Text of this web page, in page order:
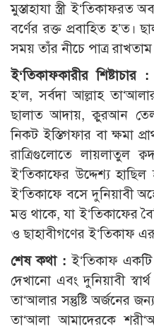
মুস্তাহাযা স্ত্রী
বর্ণের রক্ত প্রবাহিত
সময় তাঁর নীচে পাত্র
ই‘তিকাফকারীর শিষ্টাচার
হ’ল, সর্বদা আল্লাহ
ছালাত আদায়, ক্বুরআন
নিকট ইস্তিগফার বা ক্ষমা
রাত্রিগুলোতে লায়লাতুল
ই‘তিকাফের উদ্দেশ্য
ই‘তিকাফে বসে দুনিয়াবী
মত্ত থাকে, যা ই‘তিকাফের
ও ছাহাবীগণের ই‘তিকাফ
শেষ কথা : ই‘তিকাফ
দেখানো এবং দুনিয়াবী
তা‘আলার সন্তুষ্টি অর্জনের
তা‘আলা আমাদেরকে